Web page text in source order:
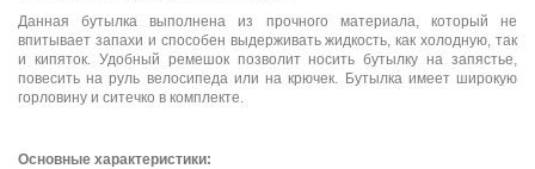
Данная бутылка выполнена из прочного материала, который не
впитывает запахи и способен выдерживать жидкость, как холодную, так
и кипяток. Удобный ремешок позволит носить бутылку на запястье,
повесить на руль велосипеда или на крючек. Бутылка имеет широкую
горловину и ситечко в комплекте.
Основные характеристики: